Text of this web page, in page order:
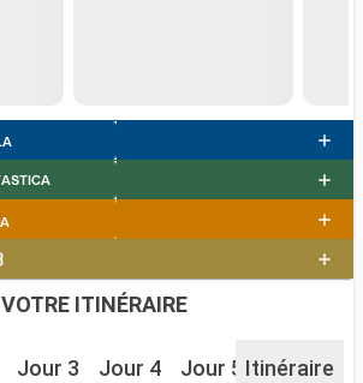
VOTRE ITINÉRAIRE
Jour 3 Jour 4 Jour 5 Jour 6
Itinéraire